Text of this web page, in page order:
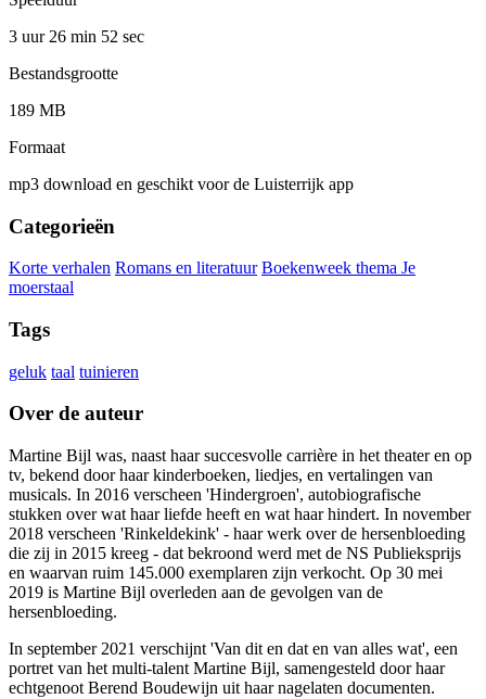
3 uur 26 min 52 sec
Bestandsgrootte
189 MB
Formaat
mp3 download en geschikt voor de Luisterrijk app
Categorieën
Korte verhalen Romans en literatuur Boekenweek thema Je
moerstaal
Tags
geluk taal tuinieren
Over de auteur
Martine Bijl was, naast haar succesvolle carrière in het theater en op
tv, bekend door haar kinderboeken, liedjes, en vertalingen van
musicals. In 2016 verscheen 'Hindergroen', autobiografische
stukken over wat haar liefde heeft en wat haar hindert. In november
2018 verscheen 'Rinkeldekink' - haar werk over de hersenbloeding
die zij in 2015 kreeg - dat bekroond werd met de NS Publieksprijs
en waarvan ruim 145.000 exemplaren zijn verkocht. Op 30 mei
2019 is Martine Bijl overleden aan de gevolgen van de
hersenbloeding.
In september 2021 verschijnt 'Van dit en dat en van alles wat', een
portret van het multi-talent Martine Bijl, samengesteld door haar
echtgenoot Berend Boudewijn uit haar nagelaten documenten.